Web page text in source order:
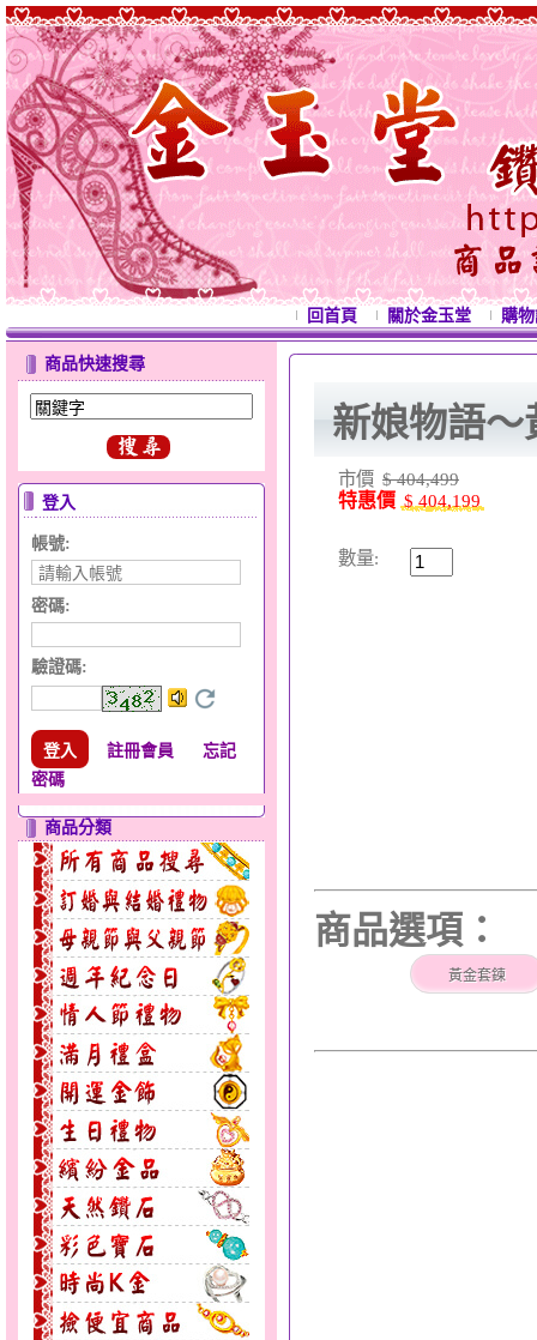
回首頁 關於金玉堂 購
商品快速搜尋
登入
帳號:
密碼:
驗證碼:
註冊會員
忘記
密碼
商品分類
新娘物語～
市價 $ 404,499
特惠價 $ 404,199
數量:
商品選項：
黃金套鍊